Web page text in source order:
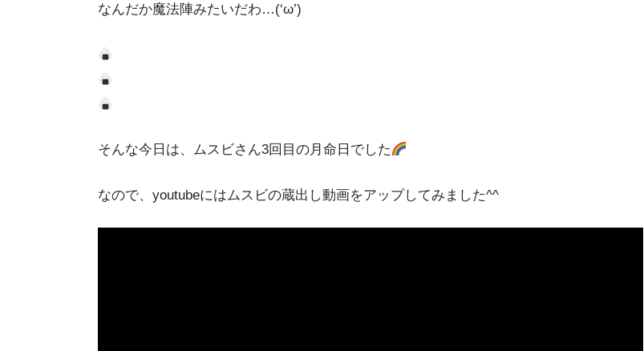
なんだか魔法陣みたいだわ…(‘ω’)
そんな今日は、ムスビさん3回目の月命日でした
なので、youtubeにはムスビの蔵出し動画をアップしてみました^^